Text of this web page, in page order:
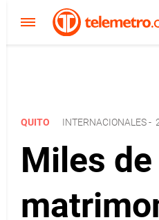
QUITO INTERNACIONALES-
Miles